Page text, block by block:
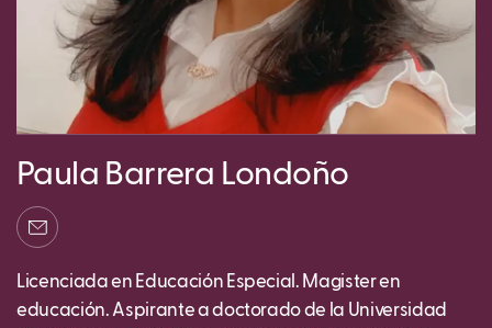
Paula Barrera Londoño
Licenciada en Educación Especial. Magister en
educación. Aspirante a doctorado de la Universidad